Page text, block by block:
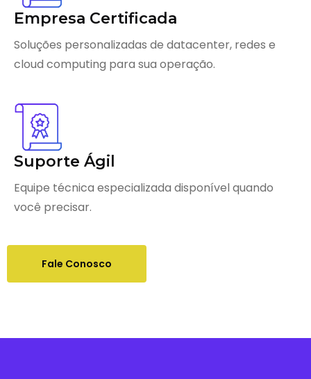
Empresa Certificada
Soluções personalizadas de datacenter, redes e
cloud computing para sua operação.
Suporte Ágil
Equipe técnica especializada disponível quando
você precisar.
Fale Conosco